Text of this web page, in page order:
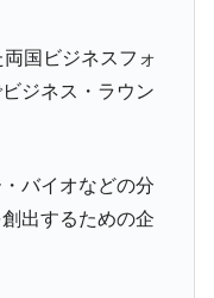
国ビジネスフォ
ジネス・ラウン
バイオなどの分
出するための企